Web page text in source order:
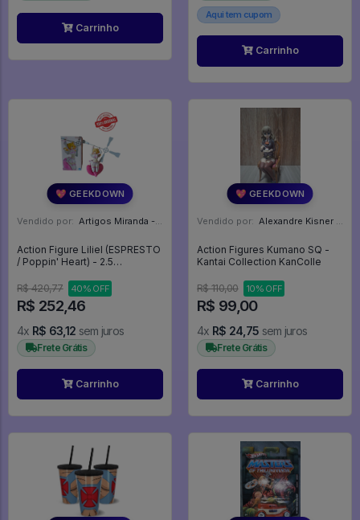
Carrinho
Aqui tem cupom
Carrinho
💖 GEEKDOWN
Vendido por: Artigos Miranda - RJ
Action Figure Liliel (ESPRESTO
/ Poppin' Heart) - 2.5
R$ 420,77
40% OFF
R$ 252,46
4x R$ 63,12 sem juros
Frete Grátis
Carrinho
💖 GEEKDOWN
Vendido por: Alexandre Kisner - PR
Action Figures Kumano SQ -
Kantai Collection KanColle
R$ 110,00 10% OFF
R$ 99,00
4x R$ 24,75 sem juros
Frete Grátis
Carrinho